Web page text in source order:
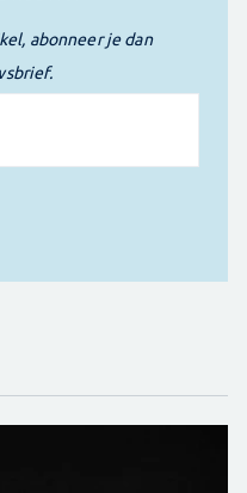
abonneer je dan